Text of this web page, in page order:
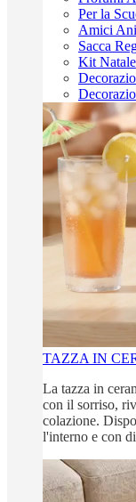
Per la
Amici
Sacca
Kit Natale
TAZZA IN
La tazza in
con il sorriso,
colazione.
l'interno e con